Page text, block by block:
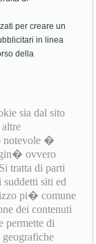
per creare un
in linea
della
sia dal sito
notevole �
ovvero
tratta di parti
suddetti siti ed
pi� comune
dei contenuti
permette di